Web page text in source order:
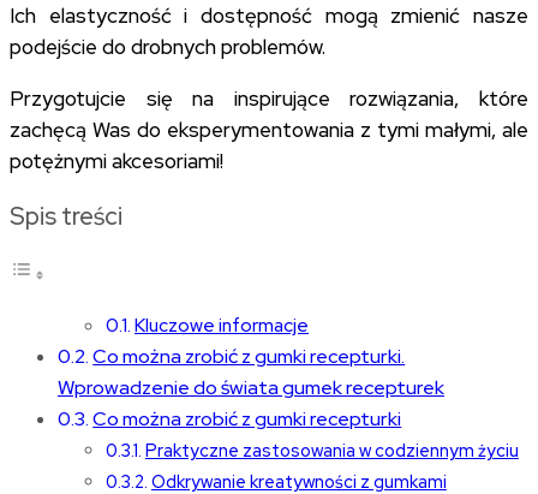
Ich elastyczność i dostępność mogą zmienić nasze
podejście do drobnych problemów.
Przygotujcie się na inspirujące rozwiązania, które
zachęcą Was do eksperymentowania z tymi małymi, ale
potężnymi akcesoriami!
Spis treści
Kluczowe informacje
Co można zrobić z gumki recepturki.
Wprowadzenie do świata gumek recepturek
Co można zrobić z gumki recepturki
Praktyczne zastosowania w codziennym życiu
Odkrywanie kreatywności z gumkami